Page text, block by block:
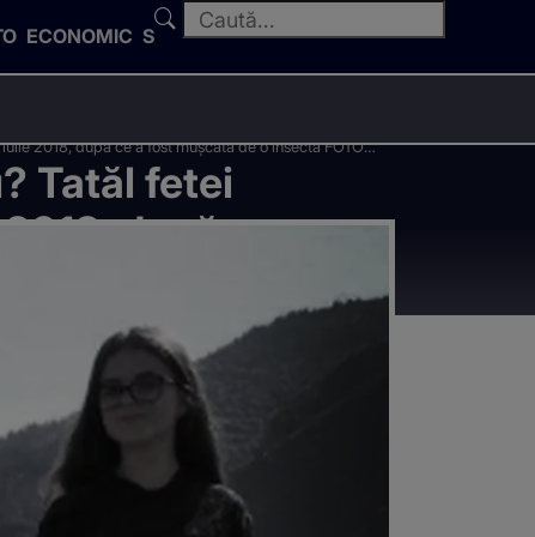
ECONOMIC SPORT
2018, după ce a fost mușcată de o insectă FOTO
Tatăl fetei
după